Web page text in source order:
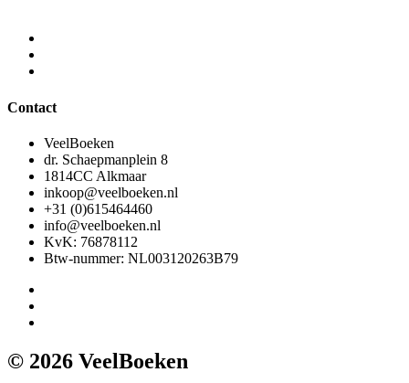
Contact
VeelBoeken
dr. Schaepmanplein 8
1814CC Alkmaar
inkoop@veelboeken.nl
+31 (0)615464460
info@veelboeken.nl
KvK: 76878112
Btw-nummer: NL003120263B79
© 2026 VeelBoeken